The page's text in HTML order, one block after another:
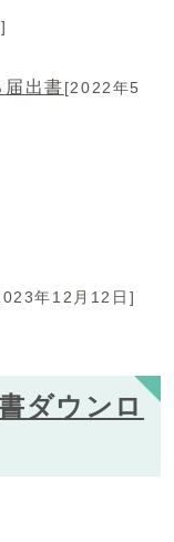
出書[2022年5
年12月12日]
ダウンロ